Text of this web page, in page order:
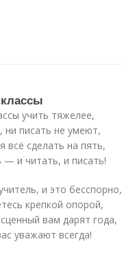
учить тяжелее,
ни писать не умеют,
всё сделать на пять,
— и читать, и писать!
и это бесспорно,
крепкой опорой,
вам дарят года,
уважают всегда!